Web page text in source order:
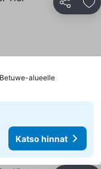
Jaa
alueelleKatso
Katso hinnat